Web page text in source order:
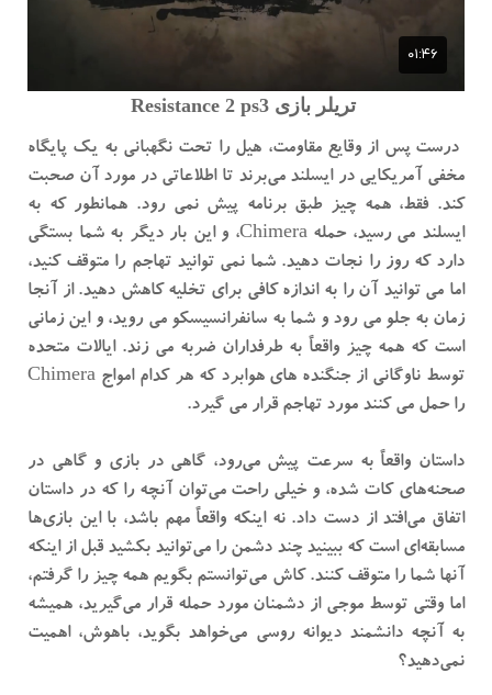
تریلر بازی Resistance 2 ps3
درست پس از وقایع مقاومت، هیل را تحت نگهبانی به یک پایگاه
مخفی آمریکایی در ایسلند می‌برند تا اطلاعاتی در مورد آن صحبت
کند. فقط، همه چیز طبق برنامه پیش نمی رود. همانطور که به
ایسلند می رسید، حمله Chimera، و این بار دیگر به شما بستگی
دارد که روز را نجات دهید. شما نمی توانید تهاجم را متوقف کنید،
اما می توانید آن را به اندازه کافی برای تخلیه کاهش دهید. از آنجا
زمان به جلو می رود و شما به سانفرانسیسکو می روید، و این زمانی
است که همه چیز واقعاً به طرفداران ضربه می زند. ایالات متحده
توسط ناوگانی از جنگنده های هوابرد که هر کدام امواج Chimera
را حمل می کنند مورد تهاجم قرار می گیرد.
داستان واقعاً به سرعت پیش می‌رود، گاهی در بازی و گاهی در
صحنه‌های کات شده، و خیلی راحت می‌توان آنچه را که در داستان
اتفاق می‌افتد از دست داد. نه اینکه واقعاً مهم باشد، با این بازی‌ها
مسابقه‌ای است که ببینید چند دشمن را می‌توانید بکشید قبل از اینکه
آنها شما را متوقف کنند. کاش می‌توانستم بگویم همه چیز را گرفتم،
اما وقتی توسط موجی از دشمنان مورد حمله قرار می‌گیرید، همیشه
به آنچه دانشمند دیوانه روسی می‌خواهد بگوید، باهوش، اهمیت
نمی‌دهید؟